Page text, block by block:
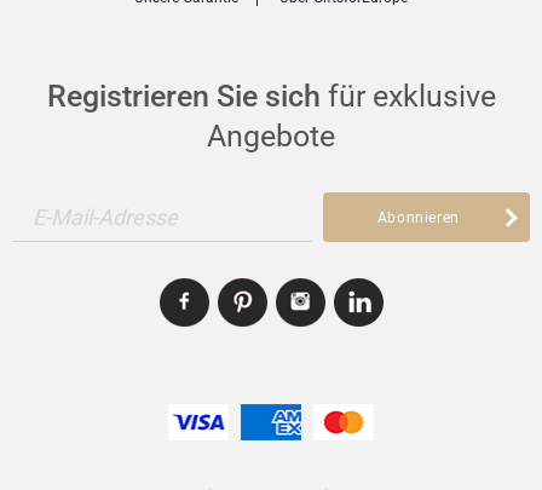
Registrieren Sie sich für exklusive
Angebote
E-Mail-Adresse Abonnieren